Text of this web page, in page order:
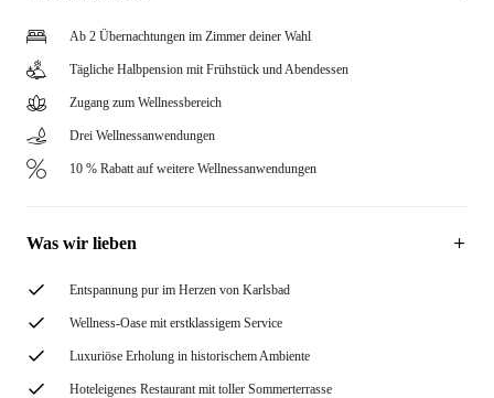
Ab 2 Übernachtungen im Zimmer deiner Wahl
Tägliche Halbpension mit Frühstück und Abendessen
Zugang zum Wellnessbereich
Drei Wellnessanwendungen
10 % Rabatt auf weitere Wellnessanwendungen
Was wir lieben
Entspannung pur im Herzen von Karlsbad
Wellness-Oase mit erstklassigem Service
Luxuriöse Erholung in historischem Ambiente
Hoteleigenes Restaurant mit toller Sommerterrasse